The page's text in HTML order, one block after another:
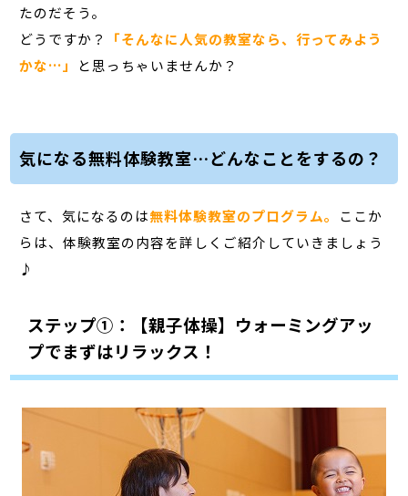
たのだそう。
どうですか？
「そんなに人気の教室なら、行ってみよう
かな…」
と思っちゃいませんか？
気になる無料体験教室…どんなことをするの？
さて、気になるのは無料体験教室のプログラム。 ここか
らは、体験教室の内容を詳しくご紹介していきましょう
♪
ステップ①：【親子体操】ウォーミングアッ
プでまずはリラックス！